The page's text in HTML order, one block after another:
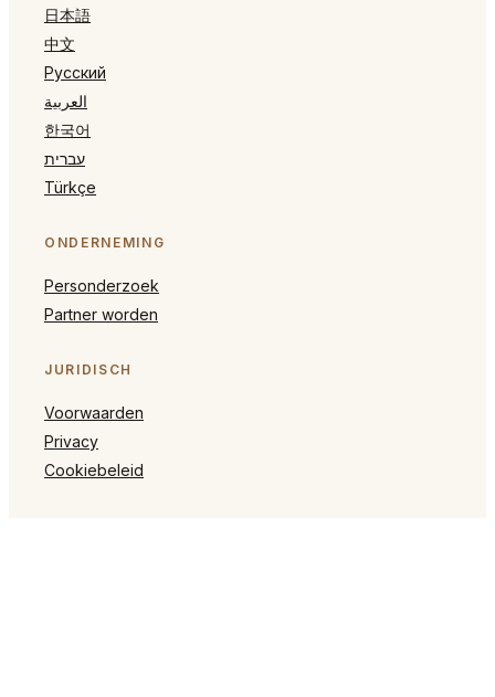
日本語
中文
Русский
العربية
한국어
עברית
Türkçe
ONDERNEMING
Personderzoek
Partner worden
JURIDISCH
Voorwaarden
Privacy
Cookiebeleid